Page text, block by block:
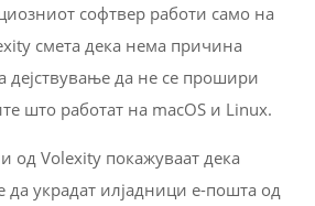
софтвер работи само на
смета дека нема причина
дејствување да не се прошири
што работат на macOS и Linux.
од Volexity покажуваат дека
да украдат илјадници е-пошта од